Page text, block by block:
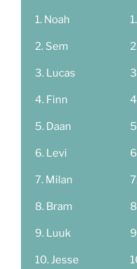
Noah
Sem
Lucas
Finn
Daan
Levi
Milan
Bram
Luuk
Jesse